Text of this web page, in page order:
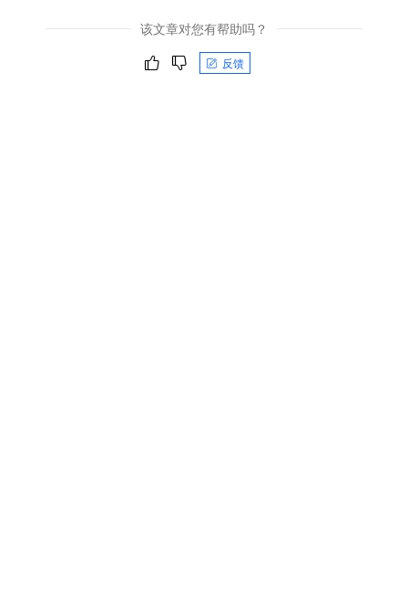
该文章对您有帮助吗？
反馈